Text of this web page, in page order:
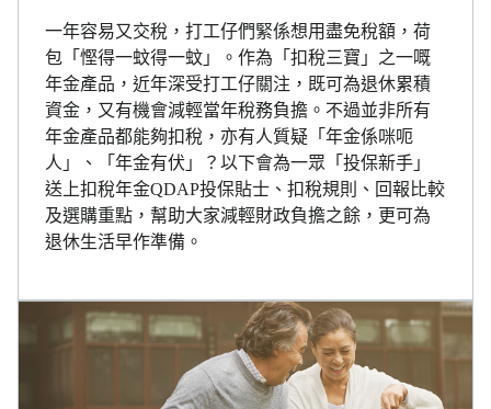
一年容易又交稅，打工仔們緊係想用盡免稅額，荷
包「慳得一蚊得一蚊」。作為「扣稅三寶」之一嘅
年金產品，近年深受打工仔關注，既可為退休累積
資金，又有機會減輕當年稅務負擔。不過並非所有
年金產品都能夠扣稅，亦有人質疑「年金係咪呃
人」、「年金有伏」？以下會為一眾「投保新手」
送上扣稅年金QDAP投保貼士、扣稅規則、回報比較
及選購重點，幫助大家減輕財政負擔之餘，更可為
退休生活早作準備。